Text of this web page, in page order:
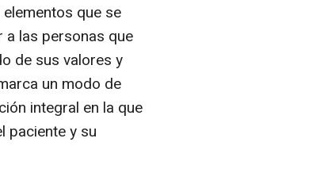
que se
a las personas que
de sus valores y
un modo de
integral en la que
paciente y su